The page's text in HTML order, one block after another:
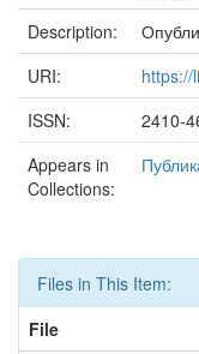
Description:
URI:
https://
ISSN:
2410-
Appears in
Collections:
Files in This Item:
File